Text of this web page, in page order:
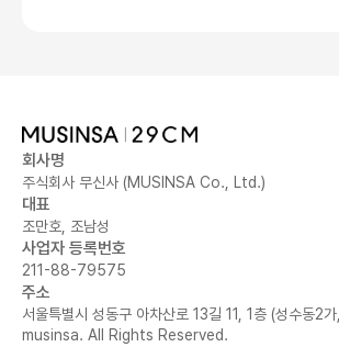
회사명
주식회사 무신사 (MUSINSA Co., Ltd.)
대표
조만호, 조남성
사업자 등록번호
211-88-79575
주소
서울특별시 성동구 아차산로 13길 11, 1층 (성수동2
musinsa. All Rights Reserved.